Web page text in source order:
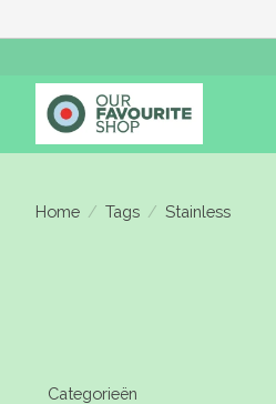
Home / Tags / Stainless
Categorieën